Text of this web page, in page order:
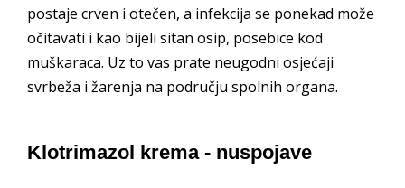
postaje crven i otečen, a infekcija se ponekad može
očitavati i kao bijeli sitan osip, posebice kod
muškaraca. Uz to vas prate neugodni osjećaji
svrbeža i žarenja na području spolnih organa.
Klotrimazol krema - nuspojave